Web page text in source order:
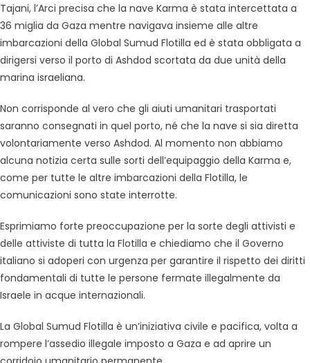
Tajani, l’Arci precisa che la nave Karma è stata intercettata a
36 miglia da Gaza mentre navigava insieme alle altre
imbarcazioni della Global Sumud Flotilla ed è stata obbligata a
dirigersi verso il porto di Ashdod scortata da due unità della
marina israeliana.
Non corrisponde al vero che gli aiuti umanitari trasportati
saranno consegnati in quel porto, né che la nave si sia diretta
volontariamente verso Ashdod. Al momento non abbiamo
alcuna notizia certa sulle sorti dell’equipaggio della Karma e,
come per tutte le altre imbarcazioni della Flotilla, le
comunicazioni sono state interrotte.
Esprimiamo forte preoccupazione per la sorte degli attivisti e
delle attiviste di tutta la Flotilla e chiediamo che il Governo
italiano si adoperi con urgenza per garantire il rispetto dei diritti
fondamentali di tutte le persone fermate illegalmente da
Israele in acque internazionali.
La Global Sumud Flotilla è un’iniziativa civile e pacifica, volta a
rompere l’assedio illegale imposto a Gaza e ad aprire un